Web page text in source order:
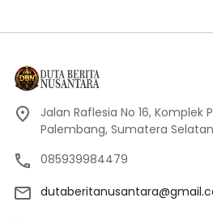
Jalan Raflesia No 16, Komplek
Palembang, Sumatera Selatan
085939984479